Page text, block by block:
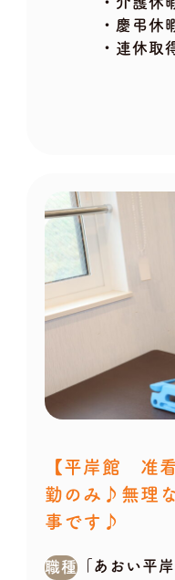
・慶弔休
・連休取
【平岸館 准
勤のみ♪無理
事です♪
職種「あおい平